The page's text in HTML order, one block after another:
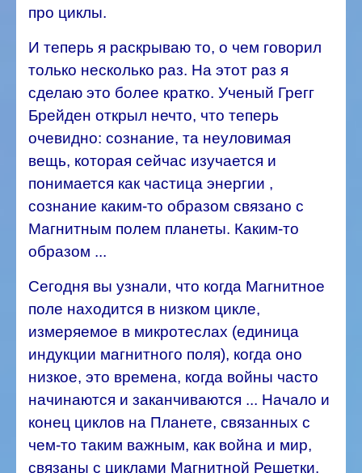
про циклы.
И теперь я раскрываю то, о чем говорил
только несколько раз. На этот раз я
сделаю это более кратко. Ученый Грегг
Брейден открыл нечто, что теперь
очевидно: сознание, та неуловимая
вещь, которая сейчас изучается и
понимается как частица энергии ,
сознание каким-то образом связано с
Магнитным полем планеты. Каким-то
образом ...
Сегодня вы узнали, что когда Магнитное
поле находится в низком цикле,
измеряемое в микротеслах (единица
индукции магнитного поля), когда оно
низкое, это времена, когда войны часто
начинаются и заканчиваются ... Начало и
конец циклов на Планете, связанных с
чем-то таким важным, как война и мир,
связаны с циклами Магнитной Решетки.